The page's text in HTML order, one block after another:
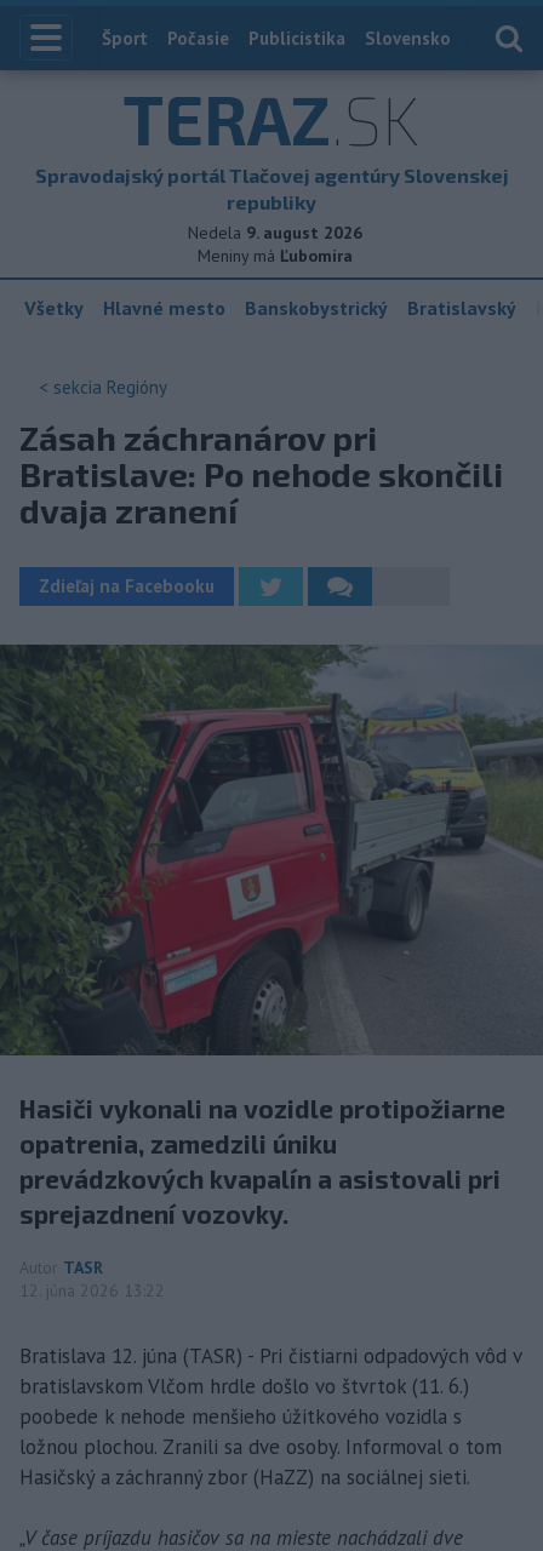
Index
Šport Počasie Publicistika Slovensko
TERAZ.SK
Spravodajský portál Tlačovej agentúry Slovenskej
republiky
Nedela 9. august 2026
Meniny má Ľubomíra
Všetky Hlavné mesto Banskobystrický Bratislavský
< sekcia Regióny
Zásah záchranárov pri
Bratislave: Po nehode skončili
dvaja zranení
Zdieľaj na Facebooku
Hasiči vykonali na vozidle protipožiarne
opatrenia, zamedzili úniku
prevádzkových kvapalín a asistovali pri
sprejazdnení vozovky.
Autor TASR
12. júna 2026 13:22
Bratislava 12. júna (TASR) - Pri čistiarni odpadových vôd v
bratislavskom Vlčom hrdle došlo vo štvrtok (11. 6.)
poobede k nehode menšieho úžitkového vozidla s
ložnou plochou. Zranili sa dve osoby. Informoval o tom
Hasičský a záchranný zbor (HaZZ) na sociálnej sieti.
„V čase príjazdu hasičov sa na mieste nachádzali dve